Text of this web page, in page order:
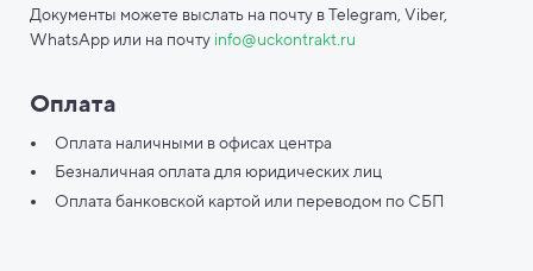
Документы можете выслать на почту в Telegram, Viber,
WhatsApp или на почту info@uckontrakt.ru
Оплата
Оплата наличными в офисах центра
Безналичная оплата для юридических лиц
Оплата банковской картой или переводом по СБП